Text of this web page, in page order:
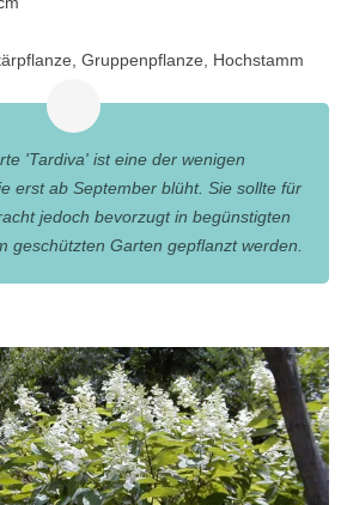
Gruppenpflanze, Hochstamm
'Tardiva' ist eine der wenigen
erst ab September blüht. Sie sollte für
jedoch bevorzugt in begünstigten
geschützten Garten gepflanzt werden.